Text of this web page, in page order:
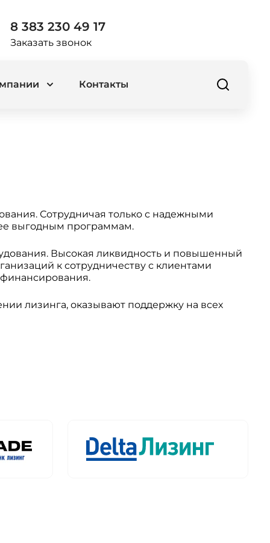
8 383 230 49 17
Заказать звонок
Контакты
Сотрудничая только с надежными
выгодным программам.
Высокая ликвидность и повышенный
к сотрудничеству с клиентами
лизинга, оказывают поддержку на всех